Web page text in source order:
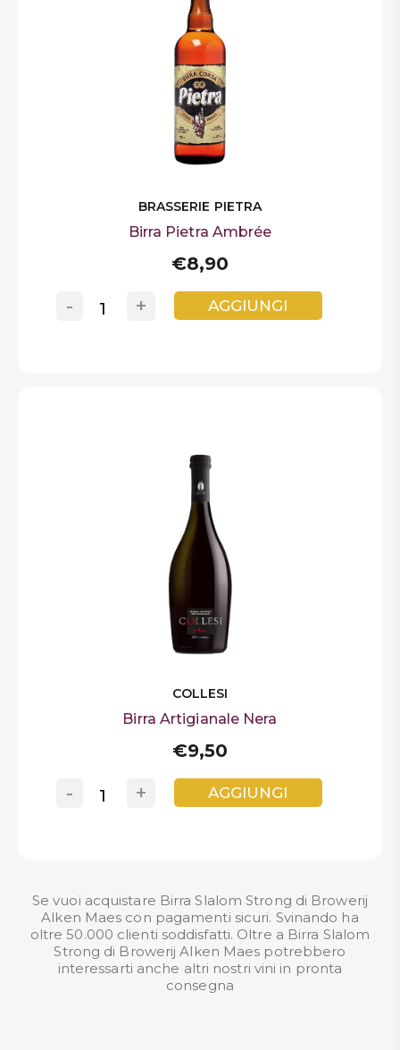
BRASSERIE PIETRA
Birra Pietra Ambrée
€8,90
+
- AGGIUNGI
COLLESI
Birra Artigianale Nera
€9,50
+
- AGGIUNGI
Se vuoi acquistare Birra Slalom Strong di Browerij
Alken Maes con pagamenti sicuri. Svinando ha
oltre 50.000 clienti soddisfatti. Oltre a Birra Slalom
Strong di Browerij Alken Maes potrebbero
interessarti anche altri nostri vini in pronta
consegna